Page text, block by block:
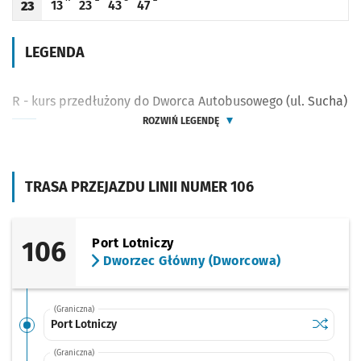
TRASA PRZEJAZDU LINII NUMER 106
106
Port Lotniczy
Dworzec Główny (Dworcowa)
(Graniczna)
Port Lotniczy Sprawdź
Port
(Graniczna)
Godzina odjazdu
23
Odjazd
13
minut po godzinie 23
Odjazd
23
minut po godzinie 23
Odjazd
43
minut po godzinie 23
Odjazd
47
minut po godzinie 23
LEGENDA
R - kurs przedłużony do Dworca Autobusowego (ul. Sucha)
ROZWIŃ LEGENDĘ